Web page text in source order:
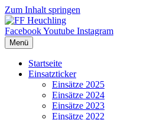
Zum Inhalt springen
FacebookYoutube Instagram
Menü
Startseite
Einsatzticker
Einsätze 2025
Einsätze 2024
Einsätze 2023
Einsätze 2022